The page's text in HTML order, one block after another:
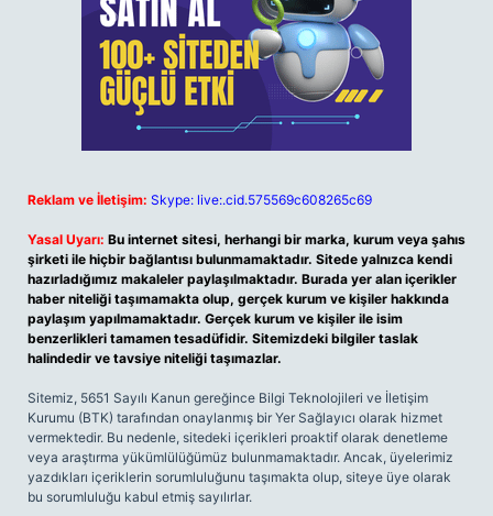
Reklam ve İletişim: Skype: live:.cid.575569c608265c69
Yasal Uyarı: Bu internet sitesi, herhangi bir marka, kurum veya şahıs
şirketi ile hiçbir bağlantısı bulunmamaktadır. Sitede yalnızca kendi
hazırladığımız makaleler paylaşılmaktadır. Burada yer alan içerikler
haber niteliği taşımamakta olup, gerçek kurum ve kişiler hakkında
paylaşım yapılmamaktadır. Gerçek kurum ve kişiler ile isim
benzerlikleri tamamen tesadüfidir. Sitemizdeki bilgiler taslak
halindedir ve tavsiye niteliği taşımazlar.
Sitemiz, 5651 Sayılı Kanun gereğince Bilgi Teknolojileri ve İletişim
Kurumu (BTK) tarafından onaylanmış bir Yer Sağlayıcı olarak hizmet
vermektedir. Bu nedenle, sitedeki içerikleri proaktif olarak denetleme
veya araştırma yükümlülüğümüz bulunmamaktadır. Ancak, üyelerimiz
yazdıkları içeriklerin sorumluluğunu taşımakta olup, siteye üye olarak
bu sorumluluğu kabul etmiş sayılırlar.